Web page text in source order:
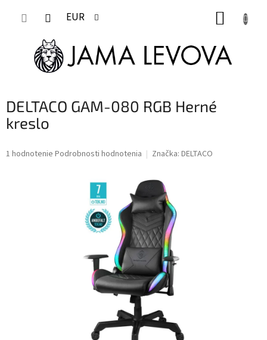
EUR
DELTACO GAM-080 RGB Herné
kreslo
Priemerné
1 hodnotenie Podrobnosti hodnotenia Značka: DELTACO